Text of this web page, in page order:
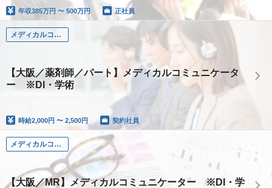
年収385万円 〜 500万円 正社員
メディカルコミュニケーター（薬剤師）
【大阪／薬剤師／パート】メディカルコミュニケータ
ー ※DI・学術
時給2,000円 〜 2,500円 契約社員
メディカルコミュニケーター（MR）
【大阪／MR】メディカルコミュニケーター ※DI・学